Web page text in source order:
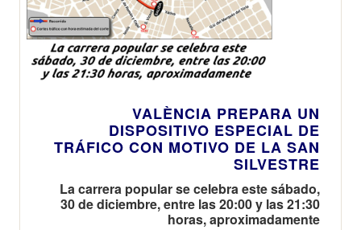
VALÈNCIA PREPARA UN
DISPOSITIVO ESPECIAL DE
TRÁFICO CON MOTIVO DE LA SAN
SILVESTRE
La carrera popular se celebra este sábado,
30 de diciembre, entre las 20:00 y las 21:30
horas, aproximadamente